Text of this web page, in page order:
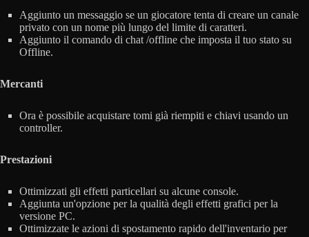
Aggiunto un messaggio se un giocatore tenta di creare un canale
privato con un nome più lungo del limite di caratteri.
Aggiunto il comando di chat /offline che imposta il tuo stato su
Offline.
Mercanti
Ora è possibile acquistare tomi già riempiti e chiavi usando un
controller.
Prestazioni
Ottimizzati gli effetti particellari su alcune console.
Aggiunta un'opzione per la qualità degli effetti grafici per la
versione PC.
Ottimizzate le azioni di spostamento rapido dell'inventario per